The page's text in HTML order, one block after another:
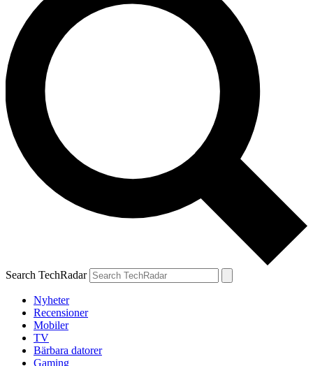
Search TechRadar
Nyheter
Recensioner
Mobiler
TV
Bärbara datorer
Gaming